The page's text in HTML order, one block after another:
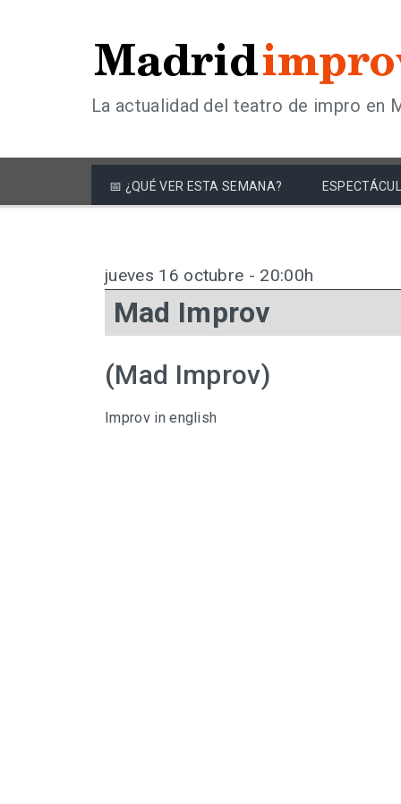
La actualidad del teatro de impro en
📅 ¿QUÉ VER ESTA SEMANA?
jueves 16 octubre - 20:00h
Mad Improv
(Mad Improv)
Improv in english